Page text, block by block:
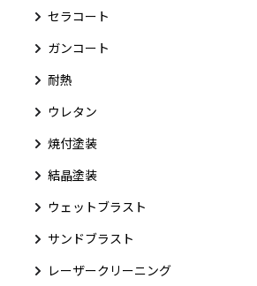
セラコート
ガンコート
耐熱
ウレタン
焼付塗装
結晶塗装
ウェットブラスト
サンドブラスト
レーザークリーニング